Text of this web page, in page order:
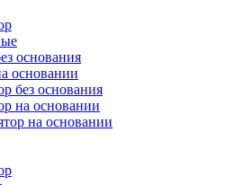
основания
основании
без основания
на основании
на основании